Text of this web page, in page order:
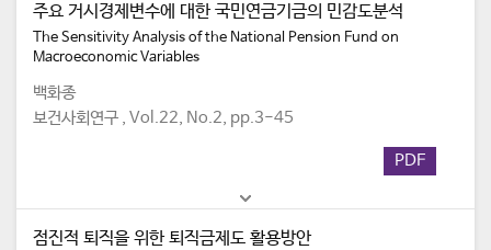
주요 거시경제변수에 대한 국민연금기금의 민감도분석
The Sensitivity Analysis of the National Pension Fund on
Macroeconomic Variables
백화종
보건사회연구 , Vol.22, No.2, pp.3-45
PDF
점진적 퇴직을 위한 퇴직금제도 활용방안